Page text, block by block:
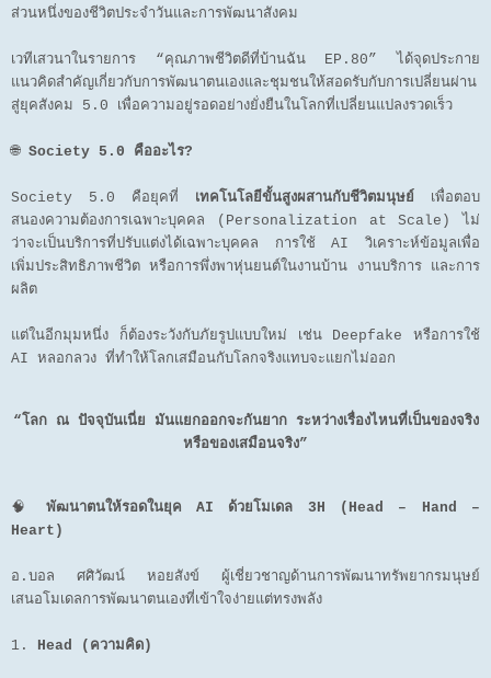
ส่วนหนึ่งของชีวิตประจำวันและการพัฒนาสังคม
เวทีเสวนาในรายการ “คุณภาพชีวิตดีที่บ้านฉัน EP.80” ได้จุดประกาย
แนวคิดสำคัญเกี่ยวกับการพัฒนาตนเองและชุมชนให้สอดรับกับการเปลี่ยนผ่าน
สู่ยุคสังคม 5.0 เพื่อความอยู่รอดอย่างยั่งยืนในโลกที่เปลี่ยนแปลงรวดเร็ว
🌐 Society 5.0 คืออะไร?
Society 5.0 คือยุคที่ เทคโนโลยีขั้นสูงผสานกับชีวิตมนุษย์ เพื่อตอบ
สนองความต้องการเฉพาะบุคคล (Personalization at Scale) ไม่
ว่าจะเป็นบริการที่ปรับแต่งได้เฉพาะบุคคล การใช้ AI วิเคราะห์ข้อมูลเพื่อ
เพิ่มประสิทธิภาพชีวิต หรือการพึ่งพาหุ่นยนต์ในงานบ้าน งานบริการ และการ
ผลิต
แต่ในอีกมุมหนึ่ง ก็ต้องระวังกับภัยรูปแบบใหม่ เช่น Deepfake หรือการใช้
AI หลอกลวง ที่ทำให้โลกเสมือนกับโลกจริงแทบจะแยกไม่ออก
“โลก ณ ปัจจุบันเนี่ย มันแยกออกจะกันยาก ระหว่างเรื่องไหนที่เป็นของจริง
หรือของเสมือนจริง”
🧠 พัฒนาตนให้รอดในยุค AI ด้วยโมเดล 3H (Head – Hand –
Heart)
อ.บอล ศศิวัฒน์ หอยสังข์ ผู้เชี่ยวชาญด้านการพัฒนาทรัพยากรมนุษย์
เสนอโมเดลการพัฒนาตนเองที่เข้าใจง่ายแต่ทรงพลัง
1. Head (ความคิด)